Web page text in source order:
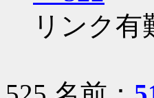
リンク